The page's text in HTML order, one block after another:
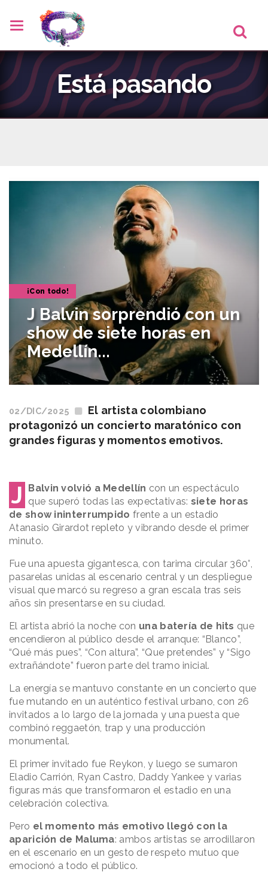
Está pasando
¡Con todo!
J Balvin sorprendió con un
show de siete horas en
Medellín...
02/DIC/2025
El artista colombiano
protagonizó un concierto maratónico con
grandes figuras y momentos emotivos.
J Balvin volvió a Medellín con un espectáculo
que superó todas las expectativas: siete horas
de show ininterrumpido frente a un estadio
Atanasio Girardot repleto y vibrando desde el primer
minuto.
Fue una apuesta gigantesca, con tarima circular 360°,
pasarelas unidas al escenario central y un despliegue
visual que marcó su regreso a gran escala tras seis
años sin presentarse en su ciudad.
El artista abrió la noche con una batería de hits que
encendieron al público desde el arranque: “Blanco”,
“Qué más pues”, “Con altura”, “Que pretendes” y “Sigo
extrañándote” fueron parte del tramo inicial.
La energía se mantuvo constante en un concierto que
fue mutando en un auténtico festival urbano, con 26
invitados a lo largo de la jornada y una puesta que
combinó reggaetón, trap y una producción
monumental.
El primer invitado fue Reykon, y luego se sumaron
Eladio Carrión, Ryan Castro, Daddy Yankee y varias
figuras más que transformaron el estadio en una
celebración colectiva.
Pero el momento más emotivo llegó con la
aparición de Maluma: ambos artistas se arrodillaron
en el escenario en un gesto de respeto mutuo que
emocionó a todo el público.